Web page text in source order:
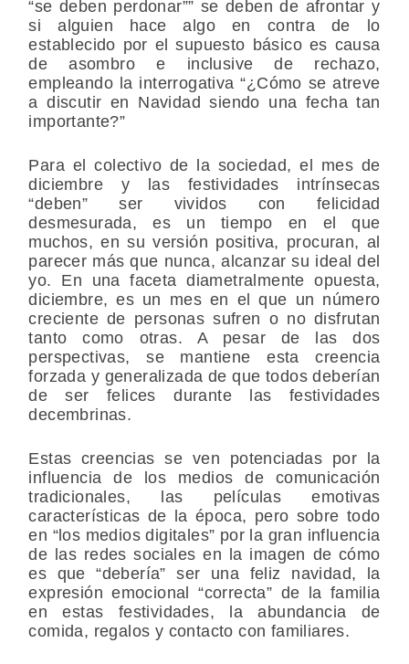
“se deben perdonar”” se deben de afrontar y
si alguien hace algo en contra de lo
establecido por el supuesto básico es causa
de asombro e inclusive de rechazo,
empleando la interrogativa “¿Cómo se atreve
a discutir en Navidad siendo una fecha tan
importante?”
Para el colectivo de la sociedad, el mes de
diciembre y las festividades intrínsecas
“deben” ser vividos con felicidad
desmesurada, es un tiempo en el que
muchos, en su versión positiva, procuran, al
parecer más que nunca, alcanzar su ideal del
yo. En una faceta diametralmente opuesta,
diciembre, es un mes en el que un número
creciente de personas sufren o no disfrutan
tanto como otras. A pesar de las dos
perspectivas, se mantiene esta creencia
forzada y generalizada de que todos deberían
de ser felices durante las festividades
decembrinas.
Estas creencias se ven potenciadas por la
influencia de los medios de comunicación
tradicionales, las películas emotivas
características de la época, pero sobre todo
en “los medios digitales” por la gran influencia
de las redes sociales en la imagen de cómo
es que “debería” ser una feliz navidad, la
expresión emocional “correcta” de la familia
en estas festividades, la abundancia de
comida, regalos y contacto con familiares.